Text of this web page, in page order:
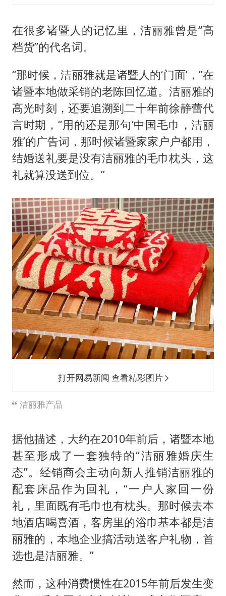
在很多诸暨人的记忆里，洁丽雅曾是“高
档货”的代名词。
“那时候，洁丽雅就是诸暨人的‘门面’，”在
诸暨本地做采销的老陈回忆道。洁丽雅的
高光时刻，还要追溯到二十年前徐静蕾代
言时期，“用的还是那句‘中国毛巾，洁丽
雅’的广告词，那时候诸暨家家户户都用，
结婚送礼要是没有洁丽雅的毛巾枕头，这
礼就算没送到位。”
打开网易新闻 查看精彩图片
洁丽雅产品
据他描述，大约在2010年前后，诸暨本地
甚至形成了一套独特的“洁丽雅婚庆生
态”。经销商会主动向新人推销洁丽雅的
配套床品作为回礼，“一户人家回一份
礼，里面既有毛巾也有枕头。那时候去本
地酒店喝喜酒，客房里的浴巾基本都是洁
丽雅的，本地企业搞活动送客户礼物，首
选也是洁丽雅。”
然而，这种消费惯性在2015年前后发生变